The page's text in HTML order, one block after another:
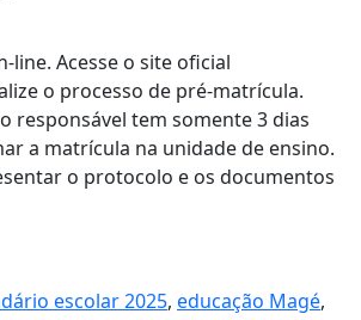
line. Acesse o site oficial
o processo de pré-matrícula.
responsável tem somente 3 dias
a matrícula na unidade de ensino.
o protocolo e os documentos
escolar 2025, educação Magé,